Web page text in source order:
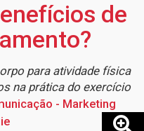
de
para atividade física
na prática do exercício
- Marketing